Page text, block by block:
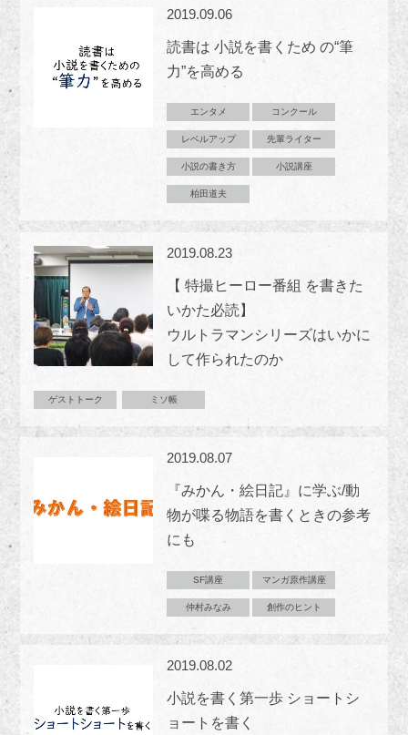
2019.09.06
読書は 小説を書くため の“筆
力”を高める
エンタメ コンクール
レベルアップ 先輩ライター
小説の書き方 小説講座
柏田道夫
2019.08.23
【 特撮ヒーロー番組 を書きた
いかた必読】
ウルトラマンシリーズはいかに
して作られたのか
ゲストトーク ミソ帳
2019.08.07
『みかん・絵日記』に学ぶ/動
物が喋る物語を書くときの参考
にも
SF講座 マンガ原作講座
仲村みなみ 創作のヒント
2019.08.02
小説を書く第一歩 ショートシ
ョートを書く